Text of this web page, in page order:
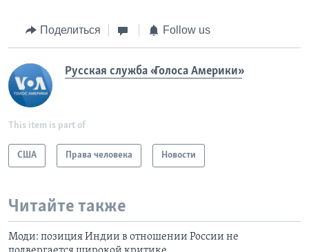
Поделиться Follow us
Русская служба «Голоса Америки»
This item is part of
США Права человека Новости
Читайте также
Моди: позиция Индии в отношении России не